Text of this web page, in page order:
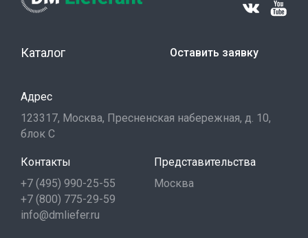
Каталог Оставить заявку
Адрес
123317, Москва, Пресненская набережная, д. 10,
блок С
Контакты
+7 (495) 990-25-55
+7 (800) 775-29-59
info@dmliefer.ru
Представительства
Москва